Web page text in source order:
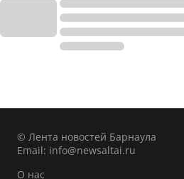
© Лента новостей Барнаула
Email: info@newsaltai.ru
О нас